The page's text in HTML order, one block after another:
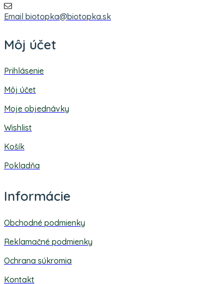
Email biotopka@biotopka.sk
Môj účet
Prihlásenie
Môj účet
Moje objednávky
Wishlist
Košík
Pokladňa
Informácie
Obchodné podmienky
Reklamačné podmienky
Ochrana súkromia
Kontakt